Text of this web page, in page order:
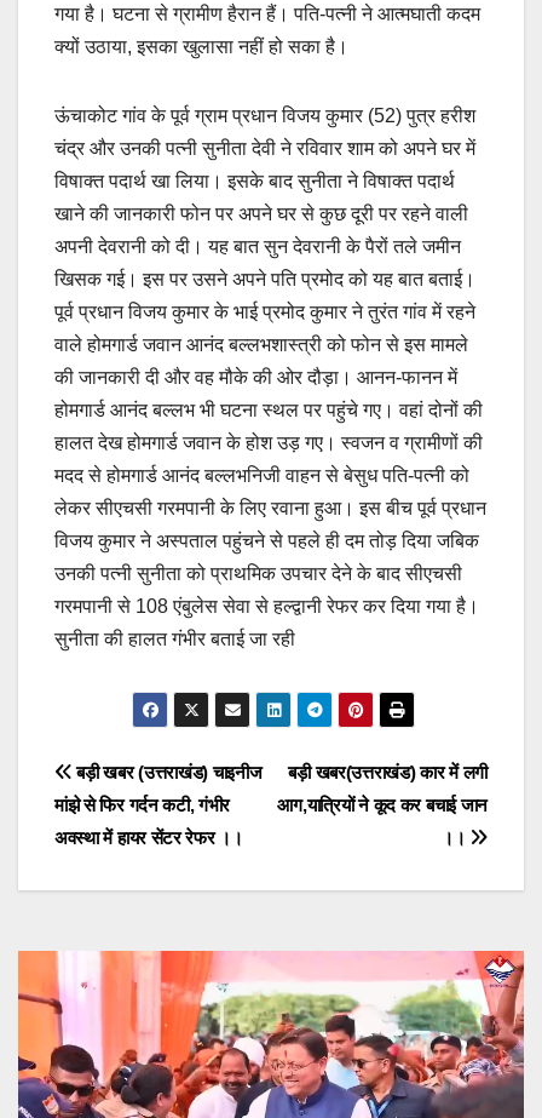
गया है। घटना से ग्रामीण हैरान हैं। पति-पत्नी ने आत्मघाती कदम
क्यों उठाया, इसका खुलासा नहीं हो सका है।
ऊंचाकोट गांव के पूर्व ग्राम प्रधान विजय कुमार (52) पुत्र हरीश
चंद्र और उनकी पत्नी सुनीता देवी ने रविवार शाम को अपने घर में
विषाक्त पदार्थ खा लिया। इसके बाद सुनीता ने विषाक्त पदार्थ
खाने की जानकारी फोन पर अपने घर से कुछ दूरी पर रहने वाली
अपनी देवरानी को दी। यह बात सुन देवरानी के पैरों तले जमीन
खिसक गई। इस पर उसने अपने पति प्रमोद को यह बात बताई।
पूर्व प्रधान विजय कुमार के भाई प्रमोद कुमार ने तुरंत गांव में रहने
वाले होमगार्ड जवान आनंद बल्लभशास्त्री को फोन से इस मामले
की जानकारी दी और वह मौके की ओर दौड़ा। आनन-फानन में
होमगार्ड आनंद बल्लभ भी घटना स्थल पर पहुंचे गए। वहां दोनों की
हालत देख होमगार्ड जवान के होश उड़ गए। स्वजन व ग्रामीणों की
मदद से होमगार्ड आनंद बल्लभनिजी वाहन से बेसुध पति-पत्नी को
लेकर सीएचसी गरमपानी के लिए रवाना हुआ। इस बीच पूर्व प्रधान
विजय कुमार ने अस्पताल पहुंचने से पहले ही दम तोड़ दिया जबिक
उनकी पत्नी सुनीता को प्राथमिक उपचार देने के बाद सीएचसी
गरमपानी से 108 एंबुलेस सेवा से हल्द्वानी रेफर कर दिया गया है।
सुनीता की हालत गंभीर बताई जा रही
Post
navigation
बड़ी खबर(उत्तराखंड) कार में लगी
आग,यात्रियों ने कूद कर बचाई जान
।।
बड़ी खबर (उत्तराखंड) चाइनीज
मांझे से फिर गर्दन कटी, गंभीर
अवस्था में हायर सेंटर रेफर ।।